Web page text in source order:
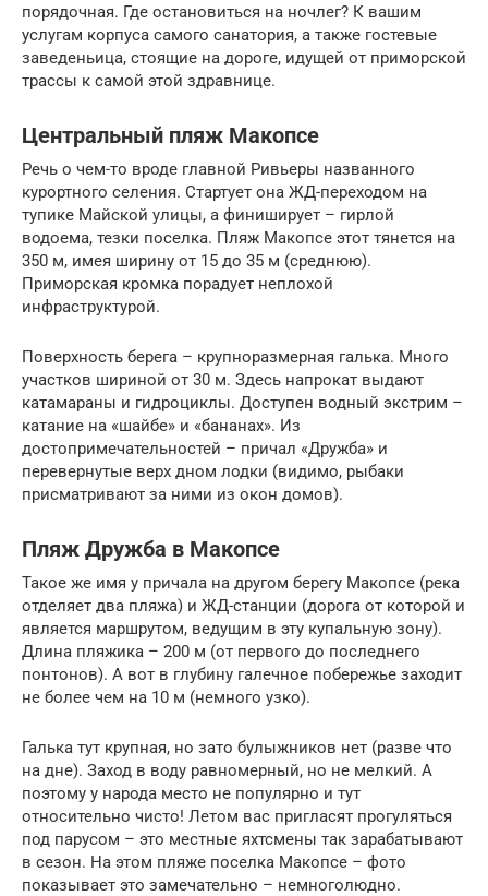
порядочная. Где остановиться на ночлег? К вашим
услугам корпуса самого санатория, а также гостевые
заведеньица, стоящие на дороге, идущей от приморской
трассы к самой этой здравнице.
Центральный пляж Макопсе
Речь о чем-то вроде главной Ривьеры названного
курортного селения. Стартует она ЖД-переходом на
тупике Майской улицы, а финиширует – гирлой
водоема, тезки поселка. Пляж Макопсе этот тянется на
350 м, имея ширину от 15 до 35 м (среднюю).
Приморская кромка порадует неплохой
инфраструктурой.
Поверхность берега – крупноразмерная галька. Много
участков шириной от 30 м. Здесь напрокат выдают
катамараны и гидроциклы. Доступен водный экстрим –
катание на «шайбе» и «бананах». Из
достопримечательностей – причал «Дружба» и
перевернутые верх дном лодки (видимо, рыбаки
присматривают за ними из окон домов).
Пляж Дружба в Макопсе
Такое же имя у причала на другом берегу Макопсе (река
отделяет два пляжа) и ЖД-станции (дорога от которой и
является маршрутом, ведущим в эту купальную зону).
Длина пляжика – 200 м (от первого до последнего
понтонов). А вот в глубину галечное побережье заходит
не более чем на 10 м (немного узко).
Галька тут крупная, но зато булыжников нет (разве что
на дне). Заход в воду равномерный, но не мелкий. А
поэтому у народа место не популярно и тут
относительно чисто! Летом вас пригласят прогуляться
под парусом – это местные яхтсмены так зарабатывают
в сезон. На этом пляже поселка Макопсе – фото
показывает это замечательно – немноголюдно.